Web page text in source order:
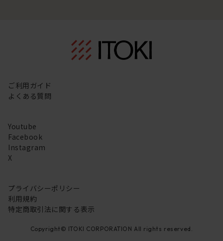
ご利用ガイド
よくある質問
Youtube
Facebook
Instagram
X
プライバシーポリシー
利用規約
特定商取引法に関する表示
Copyright© ITOKI CORPORATION All rights reserved.